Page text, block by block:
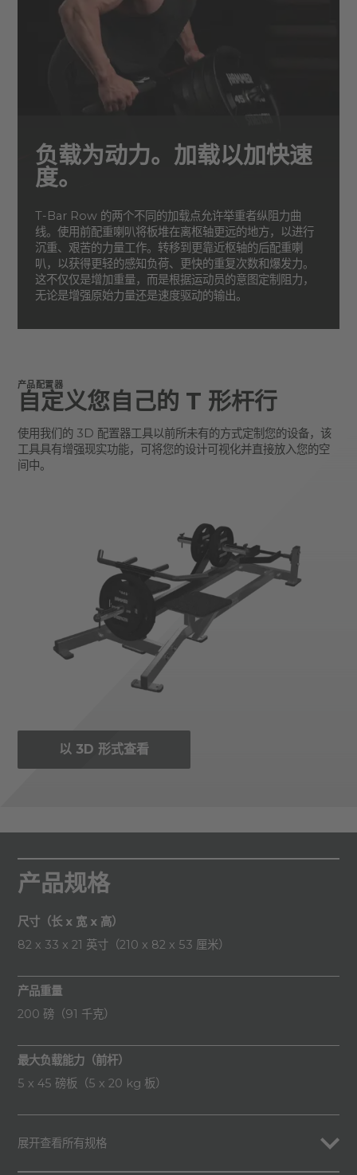
负载为动力。加载以加快速
度。
T-Bar Row 的两个不同的加载点允许举重者纵阻力曲
线。使用前配重喇叭将板堆在离枢轴更远的地方，以进行
沉重、艰苦的力量工作。转移到更靠近枢轴的后配重喇
叭，以获得更轻的感知负荷、更快的重复次数和爆发力。
这不仅仅是增加重量，而是根据运动员的意图定制阻力，
无论是增强原始力量还是速度驱动的输出。
产品配置器
自定义您自己的 T 形杆行
使用我们的 3D 配置器工具以前所未有的方式定制您的设备，该
工具具有增强现实功能，可将您的设计可视化并直接放入您的空
间中。
以 3D 形式查看
产品规格
尺寸（长 x 宽 x 高）
82 x 33 x 21 英寸（210 x 82 x 53 厘米）
产品重量
200 磅（91 千克）
最大负载能力（前杆）
5 x 45 磅板（5 x 20 kg 板）
展开查看所有规格